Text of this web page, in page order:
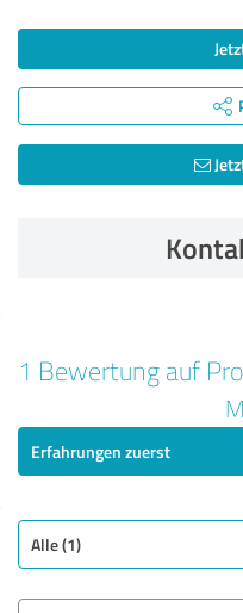
Bewertung vom
SEHR GUT
Qualität
Nutzen
1 Bewertung auf
Erfahrungen zuerst
Alle (1)